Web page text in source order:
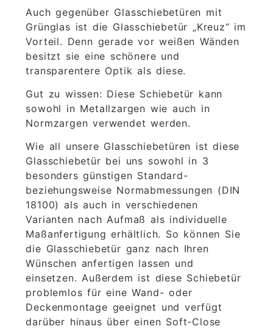
Auch gegenüber Glasschiebetüren mit
Grünglas ist die Glasschiebetür „Kreuz“ im
Vorteil. Denn gerade vor weißen Wänden
besitzt sie eine schönere und
transparentere Optik als diese.
Gut zu wissen: Diese Schiebetür kann
sowohl in Metallzargen wie auch in
Normzargen verwendet werden.
Wie all unsere Glasschiebetüren ist diese
Glasschiebetür bei uns sowohl in 3
besonders günstigen Standard-
beziehungsweise Normabmessungen (DIN
18100) als auch in verschiedenen
Varianten nach Aufmaß als individuelle
Maßanfertigung erhältlich. So können Sie
die Glasschiebetür ganz nach Ihren
Wünschen anfertigen lassen und
einsetzen. Außerdem ist diese Schiebetür
problemlos für eine Wand- oder
Deckenmontage geeignet und verfügt
darüber hinaus über einen Soft-Close